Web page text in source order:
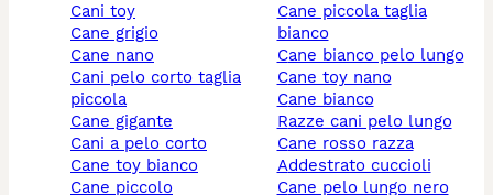
cani toy
cane grigio
cane nano
cani pelo corto taglia
piccola
cane gigante
cani a pelo corto
cane toy bianco
cane piccolo
cane piccola taglia
bianco
cane bianco pelo lungo
cane toy nano
cane bianco
razze cani pelo lungo
cane rosso razza
addestrato cuccioli
cane pelo lungo nero